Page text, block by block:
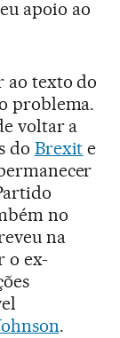
apoio ao
ao texto do
problema.
voltar a
do Brexit e
no
na
o ex-
.